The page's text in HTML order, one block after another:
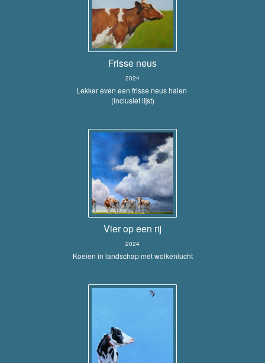
Frisse neus
2024
Lekker even een frisse neus halen
(inclusief lijst)
Vier op een rij
2024
Koeien in landschap met wolkenlucht